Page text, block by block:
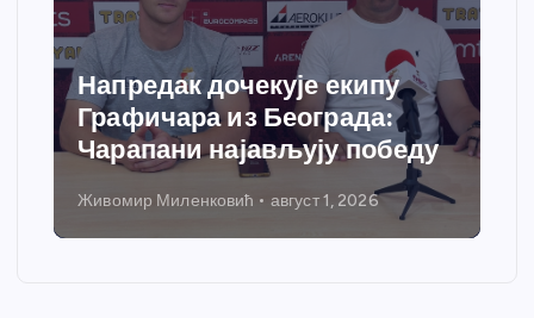
Напредак дочекује екипу
Графичара из Београда:
Чарапани најављују победу
Живомир Миленковић август 1, 2026